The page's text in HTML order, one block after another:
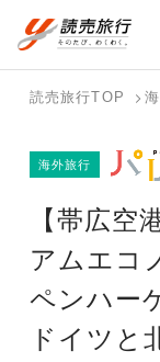
国内
バスツ
を探す
テーマ
海外
海外特
ら探す
読売旅行TOP
【帯広空
アムエコ
ペンハー
ドイツと
海外旅行